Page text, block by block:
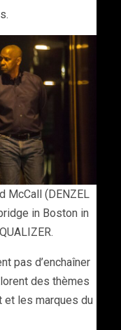
McCall (DENZEL
in Boston in
pas d’enchaîner
des thèmes
et les marques du